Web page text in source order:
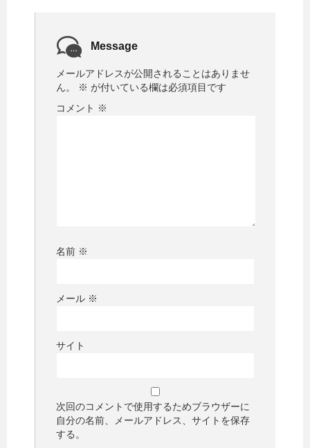
Message
メールアドレスが公開されることはありませ
ん。
※ が付いている欄は必須項目です
コメント ※
名前 ※
メール ※
サイト
次回のコメントで使用するためブラウザーに
自分の名前、メールアドレス、サイトを保存
する。